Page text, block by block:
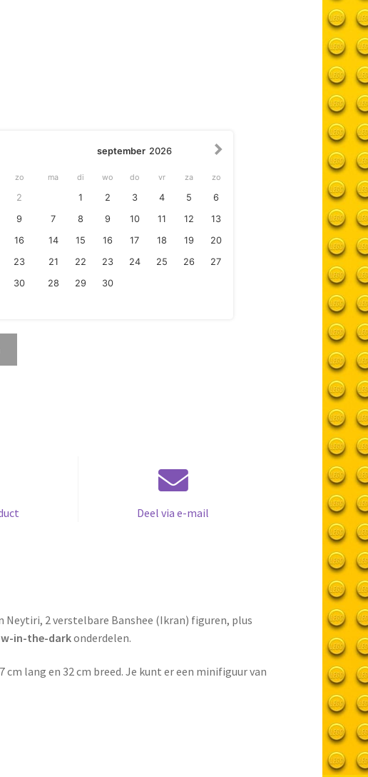
zo
2
9
16
23
30
september 2026
ma di wo do vr za zo
1 2 3 4 5
6
7
8 9 10 11 12
13
14
15 16 17 18 19
20
21
22 23 24 25 26
27
28
29 30
Deel via e-mail
Neytiri, 2 verstelbare Banshee (Ikran) figuren, plus
in-the-darkonderdelen.
cm lang en 32 cm breed. Je kunt er een minifiguur van